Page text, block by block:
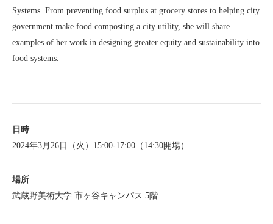
Systems. From preventing food surplus at grocery stores to helping city
government make food composting a city utility, she will share
examples of her work in designing greater equity and sustainability into
food systems.
日時
2024年3月26日（火）15:00-17:00（14:30開場）
場所
武蔵野美術大学 市ヶ谷キャンパス 5階